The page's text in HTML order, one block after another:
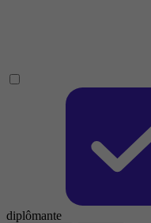
diplômante